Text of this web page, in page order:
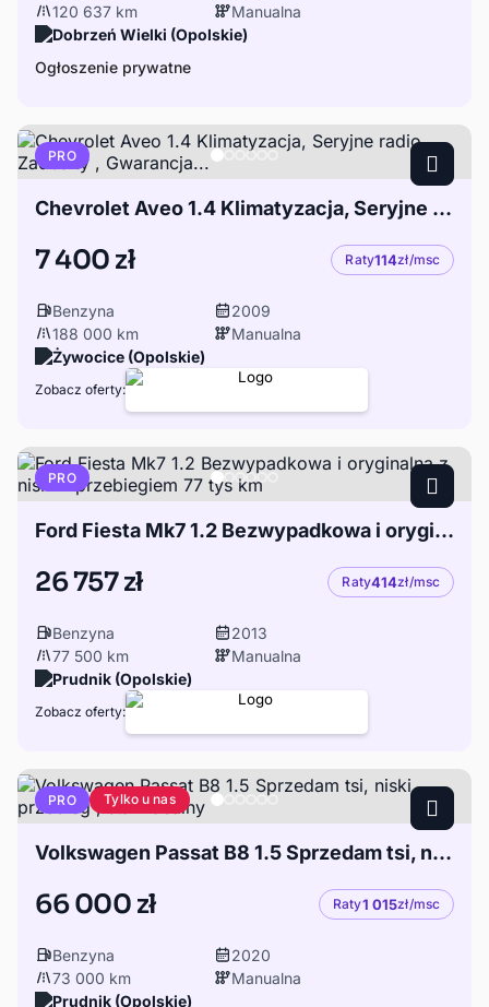
120 637 km
Manualna
Dobrzeń Wielki (Opolskie)
Ogłoszenie prywatne
PRO
Chevrolet Aveo 1.4 Klimatyzacja, Seryjne radio, Zadbany , Gwarancja...
7 400 zł Raty114zł/msc
Benzyna
2009
188 000 km
Manualna
Żywocice (Opolskie)
Zobacz oferty:
PRO
Ford Fiesta Mk7 1.2 Bezwypadkowa i oryginalna z niskim przebiegiem 77 tys km
26 757 zł Raty414zł/msc
Benzyna
2013
77 500 km
Manualna
Prudnik (Opolskie)
Zobacz oferty:
PRO Tylko u nas
Volkswagen Passat B8 1.5 Sprzedam tsi, niski przebieg , stan idealny
66 000 zł Raty1 015zł/msc
Benzyna
2020
73 000 km
Manualna
Prudnik (Opolskie)